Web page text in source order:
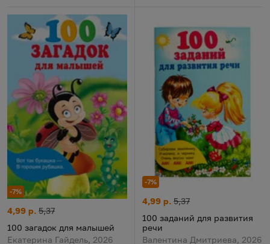
-7%
100 загадок для малышей
Цена:
4,99 р.
Старая цена:
5,37
100 загадок для малышей
Екатерина Гайдель, 2026
-7%
100 заданий для развития
Цена:
4,99 р.
Старая цена:
5,37
100 заданий для развития
речи
Валентина Дмитриева, 2026